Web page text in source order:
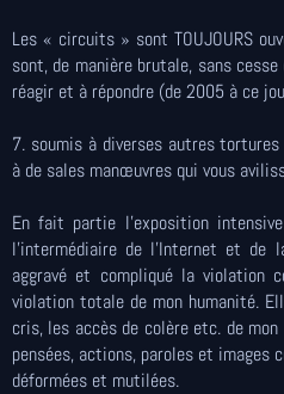
Les « circuits » sont TOUJOURS
sont, de manière brutale, sans
réagir et à répondre (de 2005 à ce
7. soumis à diverses autres
à de sales manœuvres qui vous
En fait partie l'exposition
l'intermédiaire de l'Internet et de
aggravé et compliqué la violation
violation totale de mon humanité.
cris, les accès de colère etc. de
pensées, actions, paroles et
déformées et mutilées.